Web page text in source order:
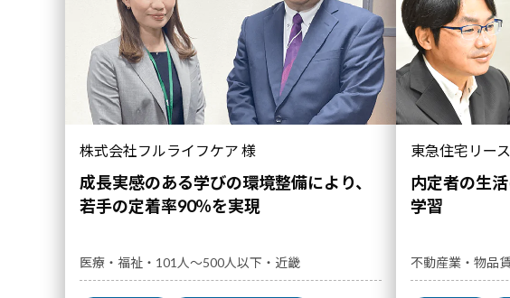
教育体系の構築 マネジメントアセス
エリア 関東中部 近畿九州・沖縄
株式会社フルライフケア 様
成長実感のある学びの環境整備により、
若手の定着率90％を実現
医療・福祉・101人～500人以下・近畿
東急住宅リー
内定者の生
学習
不動産業・物品